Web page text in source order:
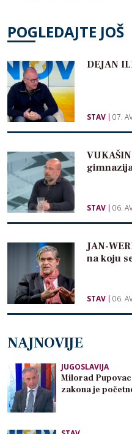
POGLEDAJTE JOŠ
DEJAN
STAV 07.
STAV 06.
JAN-
na koju
STAV 06.
NAJNOVIJE
JUGOSLAVIJA
Milorad
zakona je